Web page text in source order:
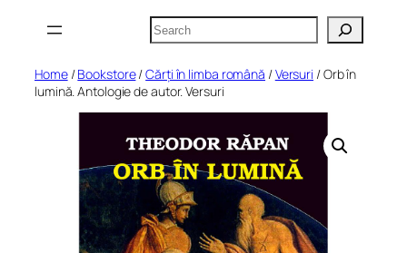
Search
Home/Bookstore/Cărți în limba română /Versuri / Orb în
lumină. Antologie de autor. Versuri